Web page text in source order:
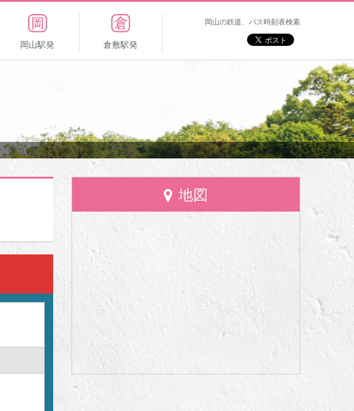
岡山駅発 倉敷駅発
岡山の鉄道、バス時刻表検索
地図